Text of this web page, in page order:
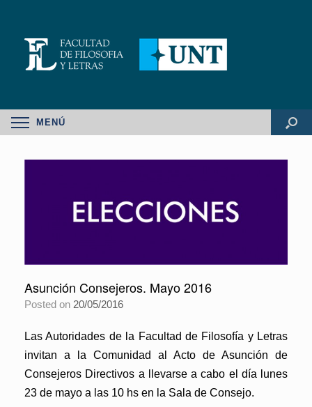
MENÚ
Asunción Consejeros. Mayo 2016
Posted on 20/05/2016
Las Autoridades de la Facultad de Filosofía y Letras
invitan a la Comunidad al Acto de Asunción de
Consejeros Directivos a llevarse a cabo el día lunes
23 de mayo a las 10 hs en la Sala de Consejo.